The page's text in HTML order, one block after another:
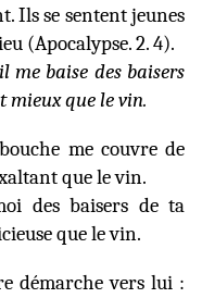
Ils se sentent jeunes
(Apocalypse. 2. 4).
me baise des baisers
mieux que le vin.
me couvre de
que le vin.
des baisers de ta
que le vin.
démarche vers lui :